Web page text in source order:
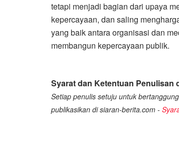
tetapi menjadi bagian dari upaya
kepercayaan, dan saling
yang baik antara organisasi dan
membangun kepercayaan publik.
Syarat dan Ketentuan Penulisan
Setiap penulis setuju untuk
publikasikan di siaran-berita.com -